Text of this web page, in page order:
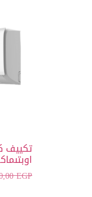
EGP